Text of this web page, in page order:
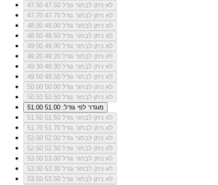
47.50
לא ניתן לבחור גודל 47.50
47.70
לא ניתן לבחור גודל 47.70
48.00
לא ניתן לבחור גודל 48.00
48.50
לא ניתן לבחור גודל 48.50
49.00
לא ניתן לבחור גודל 49.00
49.20
לא ניתן לבחור גודל 49.20
49.30
לא ניתן לבחור גודל 49.30
49.50
לא ניתן לבחור גודל 49.50
50.00
לא ניתן לבחור גודל 50.00
50.50
לא ניתן לבחור גודל 50.50
51.00
מוגדר לפי גודל: 51.00
51.50
לא ניתן לבחור גודל 51.50
51.70
לא ניתן לבחור גודל 51.70
52.00
לא ניתן לבחור גודל 52.00
52.50
לא ניתן לבחור גודל 52.50
53.00
לא ניתן לבחור גודל 53.00
53.30
לא ניתן לבחור גודל 53.30
53.50
לא ניתן לבחור גודל 53.50